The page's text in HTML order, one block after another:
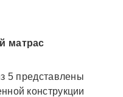
матрас
5 представлены
конструкции